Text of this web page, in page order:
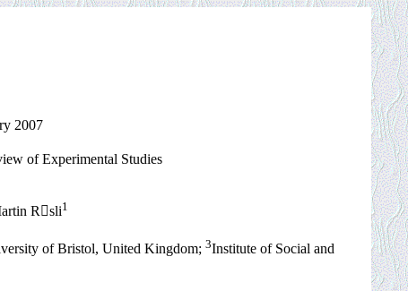
2007
of Experimental Studies
Rsli1
of Bristol, United Kingdom; 3Institute of Social and